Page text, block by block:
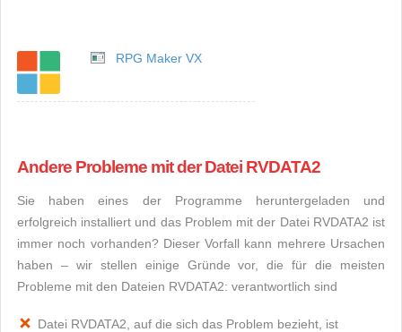
RPG Maker VX
Andere Probleme mit der Datei RVDATA2
Sie haben eines der Programme heruntergeladen und
erfolgreich installiert und das Problem mit der Datei RVDATA2 ist
immer noch vorhanden? Dieser Vorfall kann mehrere Ursachen
haben – wir stellen einige Gründe vor, die für die meisten
Probleme mit den Dateien RVDATA2: verantwortlich sind
Datei RVDATA2, auf die sich das Problem bezieht, ist